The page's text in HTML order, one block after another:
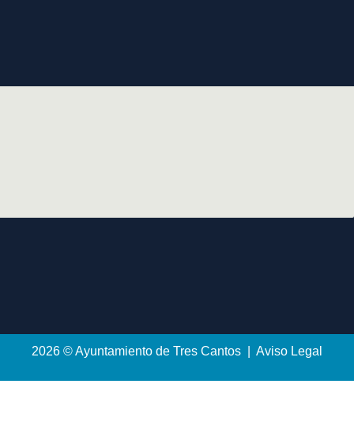
2026 © Ayuntamiento de Tres Cantos | Aviso Legal